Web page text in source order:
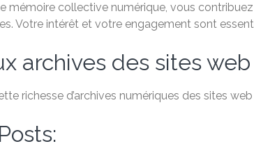
mémoire collective numérique, vous
Votre intérêt et votre engagement sont
archives des sites web
richesse d’archives numériques des sites